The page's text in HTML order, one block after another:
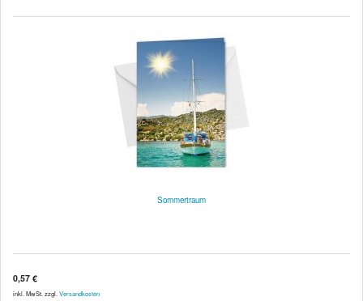
Sommertraum
0,57 €
inkl. MwSt. zzgl. Versandkosten